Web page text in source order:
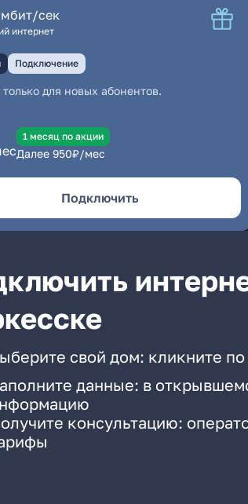
мбит/сек
интернет
Подключение
для новых абонентов.
1 месяц по акции
Далее 950₽/мес
Подключить
свой дом: кликните
данные: в
консультацию: